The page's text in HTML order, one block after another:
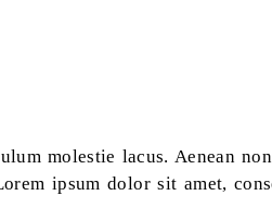
molestie lacus. Aenean
ipsum dolor sit amet,